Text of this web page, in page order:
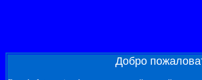
Добро